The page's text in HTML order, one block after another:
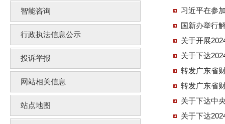
智能咨询
行政执法信息公示
投诉举报
网站相关信息
站点地图
习近平在参
国新办举行
关于开展
关于下达
转发广东省
转发广东省
关于下达中
关于下达